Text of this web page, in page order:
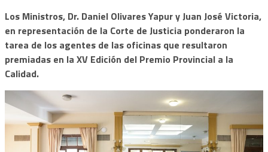
Los Ministros, Dr. Daniel Olivares Yapur y Juan José Victoria,
en representación de la Corte de Justicia ponderaron la
tarea de los agentes de las oficinas que resultaron
premiadas en la XV Edición del Premio Provincial a la
Calidad.